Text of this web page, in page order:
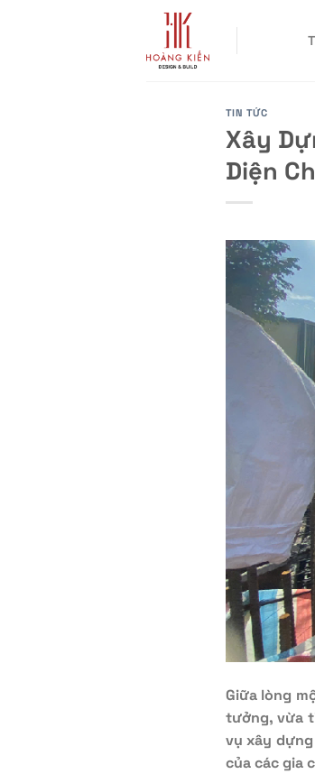
TIN TỨC
Xây
Diện
Giữa lòng
tưởng, vừa
vụ xây
của các gia